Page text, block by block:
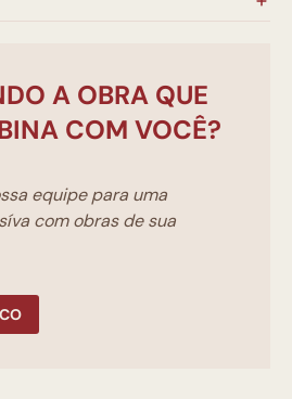
A OBRA QUE
COM VOCÊ?
equipe para uma
com obras de sua